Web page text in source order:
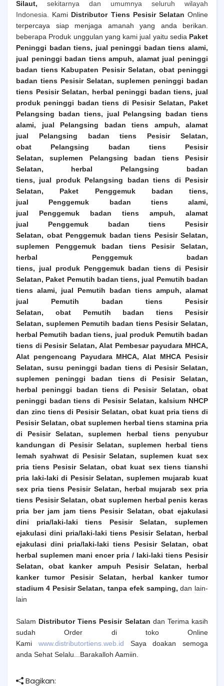
Silaut,
sekitarnya dan umumnya seluruh wilayah
Indonesia. Kami Distributor Tiens Pesisir Selatan Online
terpercaya siap menjaga amanah yang anda berikan.
beberapa Produk unggulan yang kami jual yaitu sedia Paket
Peninggi badan tiens, jual peninggi badan tiens alami,
jual peninggi badan tiens ampuh, alamat jual peninggi
badan tiens Kabupaten Pesisir Selatan, obat peninggi
badan tiens Pesisir Selatan, suplemen peninggi badan
tiens Pesisir Selatan, herbal peninggi badan tiens, jual
produk peninggi badan tiens di Pesisir Selatan, Paket
Pelangsing badan tiens, jual Pelangsing badan tiens
alami, jual Pelangsing badan tiens ampuh, alamat
jual Pelangsing badan tiens Pesisir Selatan,
obat Pelangsing badan tiens Pesisir
Selatan, suplemen Pelangsing badan tiens Pesisir
Selatan, herbal Pelangsing badan
tiens, jual produk Pelangsing badan tiens di Pesisir
Selatan, Paket Penggemuk badan tiens,
jual Penggemuk badan tiens alami,
jual Penggemuk badan tiens ampuh, alamat
jual Penggemukbadan tiens Pesisir
Selatan, obat Penggemuk badan tiens Pesisir Selatan,
suplemen Penggemukbadan tiens Pesisir Selatan,
herbal Penggemukbadan
tiens, jual produk Penggemukbadan tiens di Pesisir
Selatan, Paket Pemutih badan tiens, jual Pemutih badan
tiens alami, jual Pemutih badan tiens ampuh, alamat
jual Pemutih badan tiens Pesisir
Selatan, obat Pemutih badan tiens Pesisir
Selatan, suplemen Pemutih badan tiens Pesisir Selatan,
herbal Pemutih badan tiens, jual produk Pemutih badan
tiens di Pesisir Selatan, Alat Pembesar payudara MHCA,
Alat pengencang Payudara MHCA, Alat MHCA Pesisir
Selatan, susu peninggi badan tiens di Pesisir Selatan,
suplemen peninggi badan tiens di Pesisir Selatan,
herbal peninggi badan tiens di Pesisir Selatan, obat
peninggi badan tiens di Pesisir Selatan, kalsium NHCP
dan zinc tiens di Pesisir Selatan, obat kuat pria tiens di
Pesisir Selatan, obat suplemen herbal tiens stamina pria
di Pesisir Selatan, suplemen herbal tiens penyubur
kandungan di Pesisir Selatan, suplemen herbal tiens
lemah syahwat di Pesisir Selatan, suplemen kuat sex
pria tiens Pesisir Selatan, obat kuat sex tiens tianshi
pria laki-laki di Pesisir Selatan, suplemen mujarab kuat
sex pria tiens Pesisir Selatan, herbal mujarab sex pria
tiens Pesisir Selatan, obat suplemen herbal penis keras
pria ber jam jam tiens Pesisir Selatan, obat ejakulasi
dini pria/laki-laki tiens Pesisir Selatan, suplemen
ejakulasi dini pria/laki-laki tiens Pesisir Selatan, herbal
ejakulasi dini pria/laki-laki tiens Pesisir Selatan, obat
herbal suplemen mani encer pria / laki-laki tiens Pesisir
Selatan, obat kanker ampuh Pesisir Selatan, herbal
kanker tumor Pesisir Selatan, herbal kanker tumor
stadium 4 Pesisir Selatan, tanpa efek samping, dan lain-
lain
Salam Distributor Tiens Pesisir Selatan dan Terima kasih
sudah Order di toko Online
Kami www.distributortiens.web.id Saya doakan semoga
anda Sehat Selalu...Barakalloh Aamiin.
Bagikan: